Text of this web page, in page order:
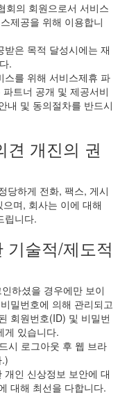
회의 회원으로서 서비스
제공을 위해 이용합니
은 목적 달성시에는 재
.
스를 위해 서비스제휴 파
트너 공개 및 제공서비
내 및 동의절차를 반드시
견 개진의 권
당하게 전화, 팩스, 게시
며, 회사는 이에 대해
립니다.
기술적/제도적
하셨을 경우에만 보이
밀번호에 의해 관리되고
회원번호(ID) 및 비밀번
게 있습니다.
시 로그아웃 후 웹 브라
인 신상정보 보안에 대
대해 최선을 다합니다.